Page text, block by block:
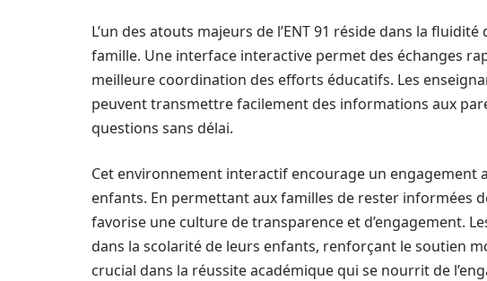
L’un des atouts majeurs de l’ENT 91 réside dans la
famille. Une interface interactive permet des échanges
meilleure coordination des efforts éducatifs. Les
peuvent transmettre facilement des informations aux
questions sans délai.
Cet environnement interactif encourage un engagement
enfants. En permettant aux familles de rester informées
favorise une culture de transparence et d’engagement.
dans la scolarité de leurs enfants, renforçant le soutien
crucial dans la réussite académique qui se nourrit de